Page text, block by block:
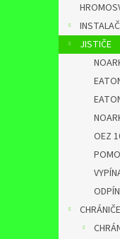
JISTIČE
OEZ
CHRÁNIČE